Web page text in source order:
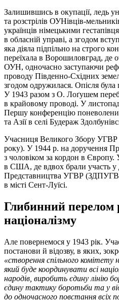
Залишившись в окупації, ледь
та розстрілів ОУНівців-
українців німецькими
в обласній управі, а згодом
яка діяла підпільно на строго
переїхала в Ворошиловград, де
ОУН, одночасно заступаючи
проводу Південно-Східних
згодом одружилася. Опісля
У 1943 разом з О. Лоґушем
в крайовому проводі. У
Першу конференцію
та Азії в селі Будераж
Учасниця Великого Збору УГВР
року). У 1944 р. на доручення
з чоловіком за кордон в Європу.
в США, де вдвох брали участь у
Представництва УГВР
в місті Сент-Луїсі.
Глибинний перелом
націоналізму
Але повернемося у 1943 рік.
постанови й відозву, в яких,
«створення спільного комітету
який буде координувати всі
народів, виробить єдину лінію
єдину тактику боротьби та у
до одночасного повстання всіх